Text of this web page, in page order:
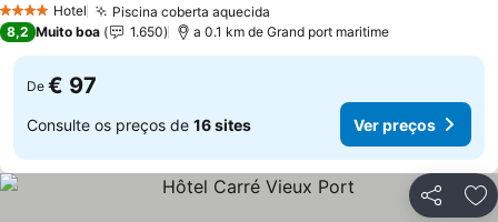
4 EstrelasHotel Piscina coberta aquecida
8,2 Muito boa 1.650 a 0.1 km de Grand port maritime
De € 97
Consulte os preços de 16 sites Ver preços
Partilhar